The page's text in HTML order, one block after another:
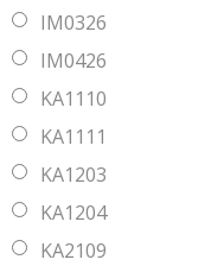
IM0326
IM0426
KA1110
KA1111
KA1203
KA1204
KA2109